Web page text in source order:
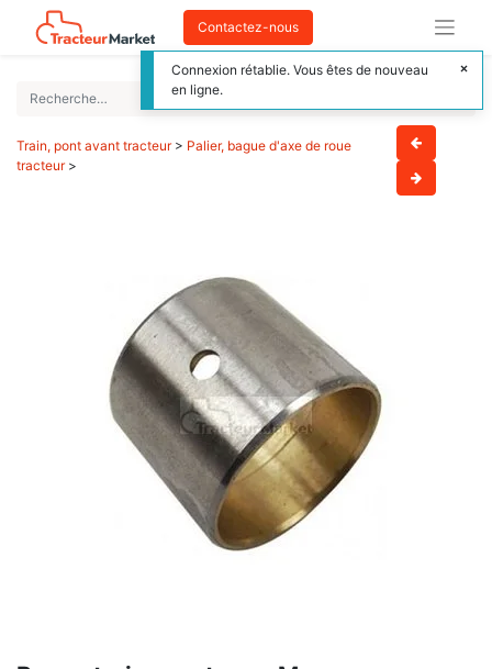
Contactez-nous
Train, pont avant tracteur> Palier, bague d'axe de roue
tracteur>
Connexion rétablie. Vous êtes de nouveau
en ligne.